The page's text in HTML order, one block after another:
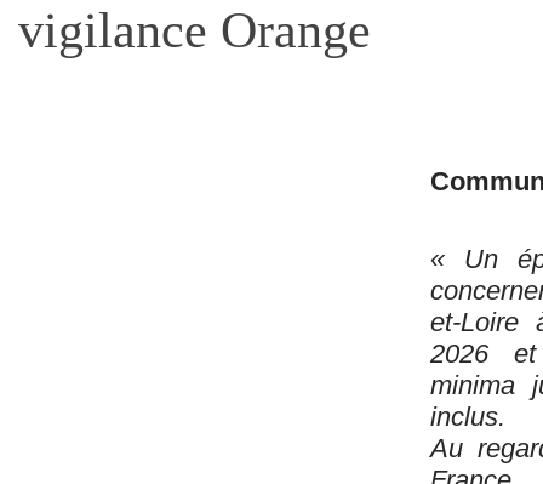
vigilance Orange
« Un
et-Loire
2026
minima
inclus.
Au